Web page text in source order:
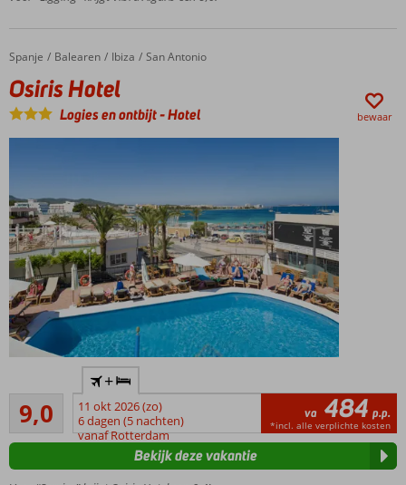
clubs
Ibiza-
op
ca. 3
km
Moderne
kamers
Inclusive
ook
mogelijk
Home
Spanje Balearen Ibiza San Antonio
Osiris Hotel
Osiris Hotel
Logies en ontbijt-Hotel bewaar
prijstopper
Vlak
bij het
strand
Via de
9,0
Uitstekend
53
beoordelingen
+
11 okt 2026 (zo)
6 dagen (5 nachten)
vanaf Rotterdam
va 484 p.p.
*incl. alle verplichte kosten
Bekijk deze vakantie